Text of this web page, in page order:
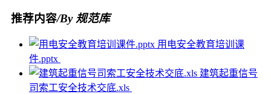
推荐内容/By 规范库
用电安全教育培训课
件.pptx
建筑起重信号
司索工安全技术交底.xls